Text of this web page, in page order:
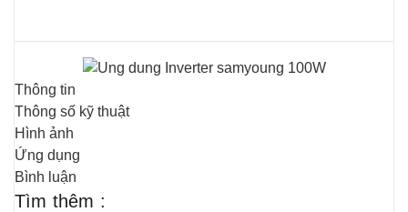
Thông tin
Thông số kỹ thuật
Hình ảnh
Ứng dụng
Bình luận
Tìm thêm :